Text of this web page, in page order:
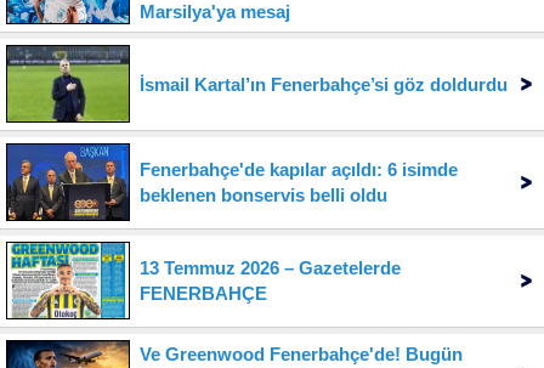
Marsilya'ya mesaj
İsmail Kartal’ın Fenerbahçe’si göz doldurdu
Fenerbahçe'de kapılar açıldı: 6 isimde
beklenen bonservis belli oldu
13 Temmuz 2026 – Gazetelerde
FENERBAHÇE
Ve Greenwood Fenerbahçe'de! Bugün